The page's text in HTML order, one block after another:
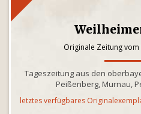
Originale Zeitung vom
Tageszeitung aus den
Peißenberg, Murnau,
letztes verfügbares